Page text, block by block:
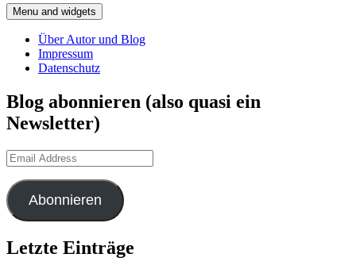
Menu and widgets
Über Autor und Blog
Impressum
Datenschutz
Blog abonnieren (also quasi ein
Newsletter)
Email
Address
Abonnieren
Letzte Einträge